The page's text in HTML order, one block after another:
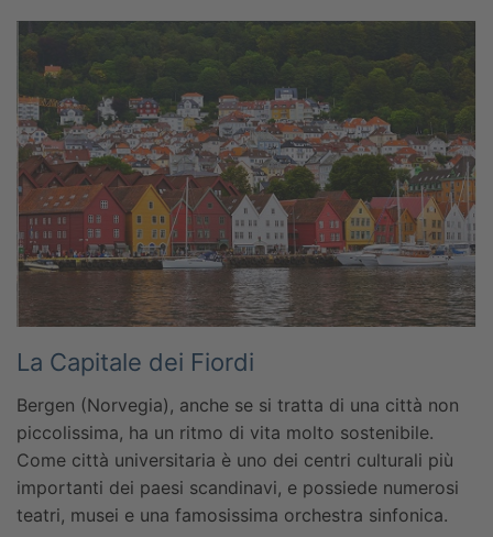
La Capitale dei Fiordi
Bergen (Norvegia), anche se si tratta di una città non
piccolissima, ha un ritmo di vita molto sostenibile.
Come città universitaria è uno dei centri culturali più
importanti dei paesi scandinavi, e possiede numerosi
teatri, musei e una famosissima orchestra sinfonica.